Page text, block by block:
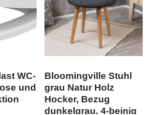
WC-
und
Bloomingville Stuhl
grau Natur Holz
Hocker, Bezug
dunkelgrau, 4-beinig